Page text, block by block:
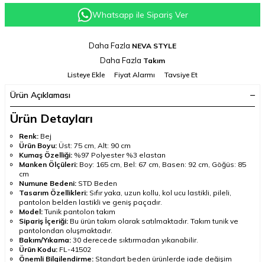
Whatsapp ile Sipariş Ver
Daha Fazla NEVA STYLE
Daha Fazla Takım
Listeye Ekle
Fiyat Alarmı Tavsiye Et
Ürün Açıklaması
Ürün Detayları
Renk: Bej
Ürün Boyu: Üst: 75 cm, Alt: 90 cm
Kumaş Özelliği: %97 Polyester %3 elastan
Manken Ölçüleri: Boy: 165 cm, Bel: 67 cm, Basen: 92 cm, Göğüs: 85
cm
Numune Bedeni: STD Beden
Tasarım Özellikleri: Sıfır yaka, uzun kollu, kol ucu lastikli, pileli,
pantolon belden lastikli ve geniş paçadır.
Model: Tunik pantolon takım
Sipariş İçeriği: Bu ürün takım olarak satılmaktadır. Takım tunik ve
pantolondan oluşmaktadır.
Bakım/Yıkama: 30 derecede sıktırmadan yıkanabilir.
Ürün Kodu: FL-41502
Önemli Bilgilendirme: Standart beden ürünlerde iade değişim